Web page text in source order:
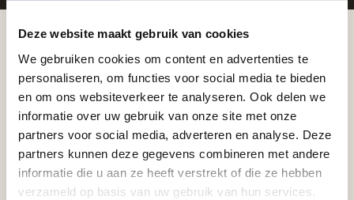
Deze website maakt gebruik van cookies
We gebruiken cookies om content en advertenties te
personaliseren, om functies voor social media te bieden
en om ons websiteverkeer te analyseren. Ook delen we
informatie over uw gebruik van onze site met onze
partners voor social media, adverteren en analyse. Deze
partners kunnen deze gegevens combineren met andere
informatie die u aan ze heeft verstrekt of die ze hebben
verzameld op basis van uw gebruik van hun services.
Vrijblijvend advies?
Geen probleem, wij hebben alles voor uw
Aangepaste openingstijden tijdens de
vakantieperiode
Waardenburg en Vego Dordrecht hanteren tijdens
de vakantieperiode aangepaste openingstijden op
zaterdag. Bekijk de vestigingspagina voor de